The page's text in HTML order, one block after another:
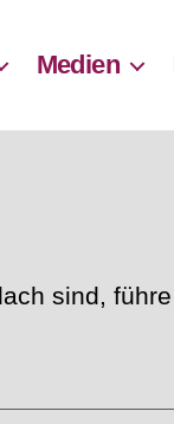
Medien
sind,